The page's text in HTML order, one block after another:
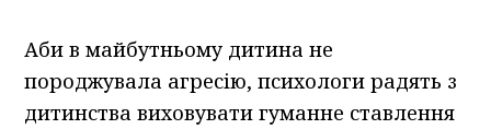
Аби в майбутньому дитина не
породжувала агресію, психологи радять з
дитинства виховувати гуманне ставлення